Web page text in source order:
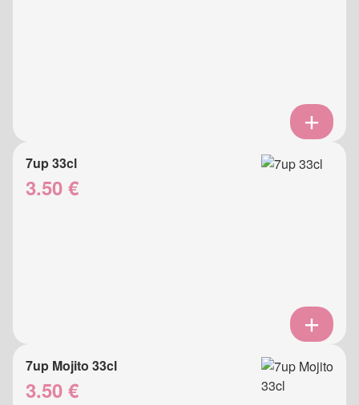
7up 33cl
3.50 €
7up Mojito 33cl
3.50 €